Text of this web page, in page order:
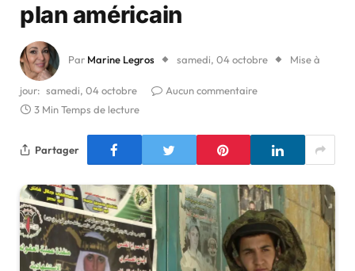
plan américain
Par Marine Legros samedi, 04 octobre Mise à
jour: samedi, 04 octobre
Aucun commentaire
3 Min Temps de lecture
Partager